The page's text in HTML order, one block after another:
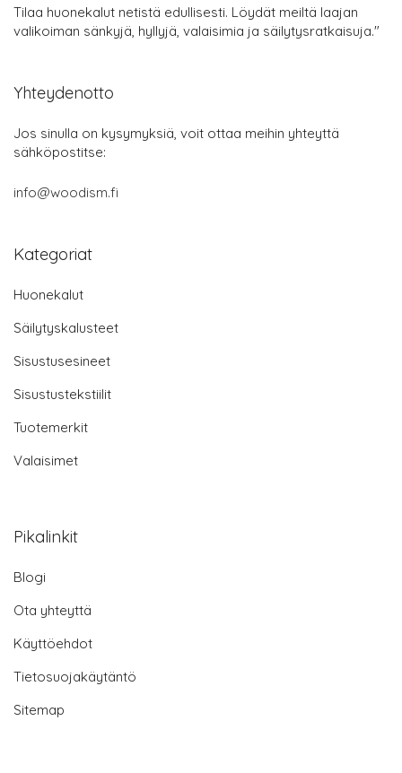
Tilaa huonekalut netistä edullisesti. Löydät meiltä laajan
valikoiman sänkyjä, hyllyjä, valaisimia ja säilytysratkaisuja."
Yhteydenotto
Jos sinulla on kysymyksiä, voit ottaa meihin yhteyttä
sähköpostitse:
info@woodism.fi
Kategoriat
Huonekalut
Säilytyskalusteet
Sisustusesineet
Sisustustekstiilit
Tuotemerkit
Valaisimet
Pikalinkit
Blogi
Ota yhteyttä
Käyttöehdot
Tietosuojakäytäntö
Sitemap